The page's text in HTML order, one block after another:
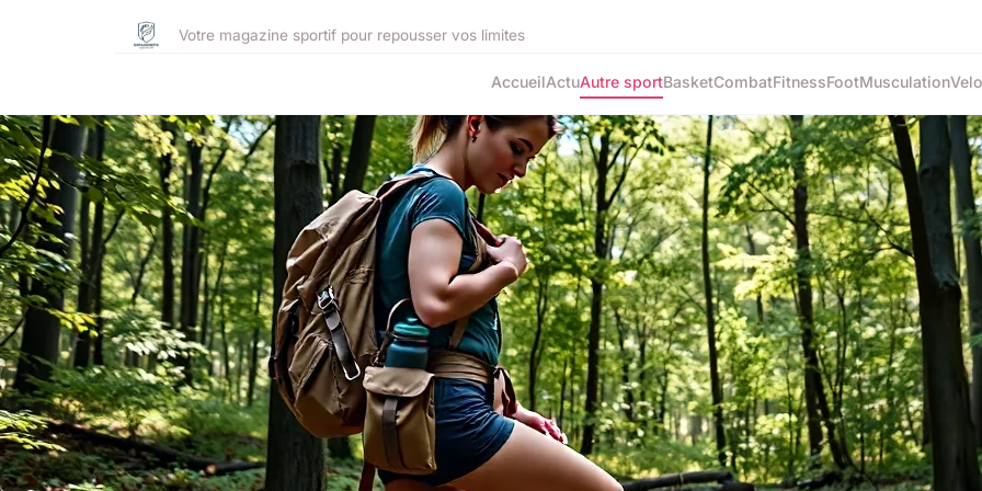
Votre magazine sportif pour repousser vos limites
AccueilActuAutre sportBasketCombatFitnessFootMusculationVelo